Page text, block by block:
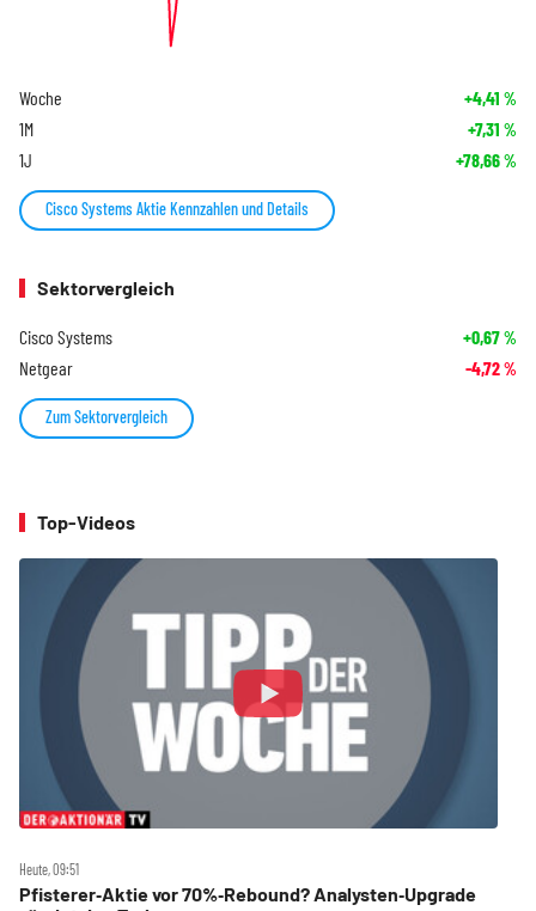
Woche +4,41 %
1M +7,31 %
1J +78,66%
Cisco Systems Aktie Kennzahlen und Details
Sektorvergleich
Cisco Systems +0,67%
Netgear -4,72%
Zum Sektorvergleich
Top-Videos
Heute, 09:51
Pfisterer‑Aktie vor 70%‑Rebound? Analysten‑Upgrade